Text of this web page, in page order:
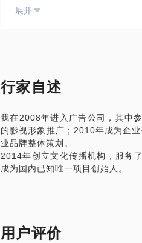
则，优胜劣汰。针对不同的企
段之一，它是遁寻整个品牌系
初，并未打什么广告，它只是
故后，惨淡收场，失败告终。
于眼前的利益。
对“硬件”的迷恋。
所谓对硬件的迷恋，在这特指
模不到50人的小厂，以OEM代
超过他们目前的销售额）和添
册。为此，我感到十分遗憾和
展开
行家自述
我在2008年进入广告公司，其中
的影视形象推广；2010年成为企
业品牌整体策划。
2014年创立文化传播机构，服务
成为国内已知唯一项目创始人。
用户评价